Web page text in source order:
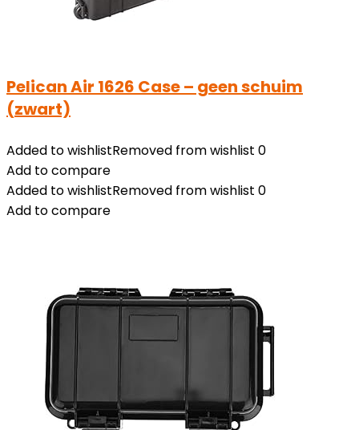
Pelican Air 1626 Case – geen schuim
(zwart)
Added to wishlistRemoved from wishlist 0
Add to compare
Added to wishlistRemoved from wishlist 0
Add to compare